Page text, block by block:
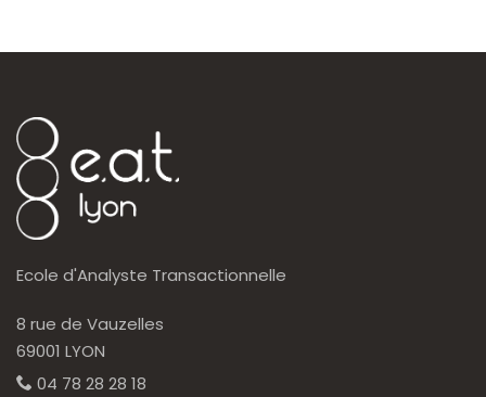
Ecole d'Analyste Transactionnelle
8 rue de Vauzelles
69001 LYON
04 78 28 28 18